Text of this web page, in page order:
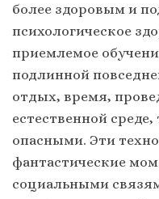
более здоровым и
психологическое
приемлемое
подлинной
отдых, время,
естественной
опасными. Эти
фантастические
социальными